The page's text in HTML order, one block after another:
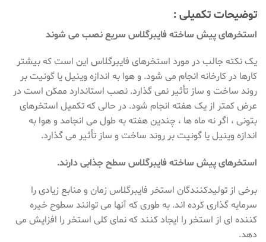
توضیحات تکمیلی :
استخرهای پیش ساخته فایبرگلاس سریع نصب می شوند
یک نکته جالب در مورد استخرهای فایبرگلاس این است که بیشتر
کارها در کارخانه انجام می شود. و هوا به اندازه وینیل یا گونیت بر
روند ساخت و ساز تأثیر نمی گذارد. نصب استاندارد ممکن است در
عرض کمتر از یک هفته انجام شود. در حالی که تکمیل استخرهای
بتونی ، اگر نه ماه ها ، چندین هفته به طول می انجامد و هوا به
اندازه وینیل یا گونیت بر روند ساخت و ساز تأثیر می گذارد.
استخرهای پیش ساخته فایبرگلاس سطح جذابی دارند.
برخی از تولیدکنندگان استخر فایبرگلاس زمان و منابع زیادی را
سرمایه گذاری کرده اند. به طوری که آنها می توانند سطوح خیره
کننده ای از استخر را ایجاد کنند که نمای کلی استخر را افزایش می
دهد.